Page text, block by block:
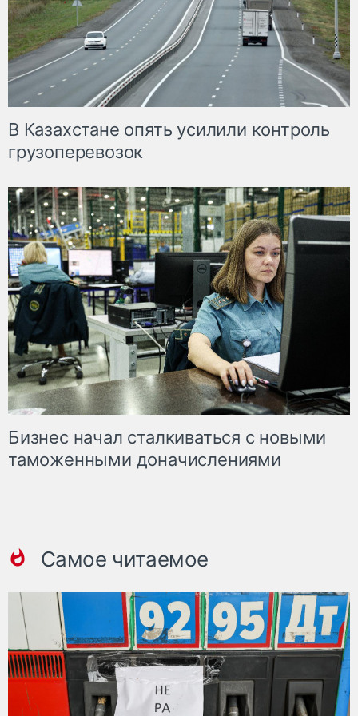
В Казахстане опять усилили контроль
грузоперевозок
Бизнес начал сталкиваться с новыми
таможенными доначислениями
Самое читаемое